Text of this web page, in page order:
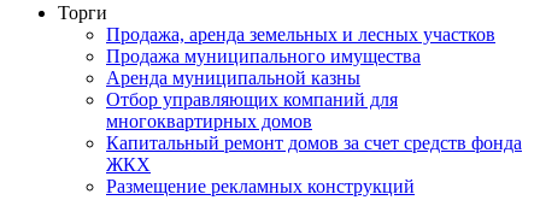
Торги
Продажа, аренда земельных и лесных участков
Продажа муниципального имущества
Аренда муниципальной казны
Отбор управляющих компаний для
многоквартирных домов
Капитальный ремонт домов за счет средств фонда
ЖКХ
Размещение рекламных конструкций